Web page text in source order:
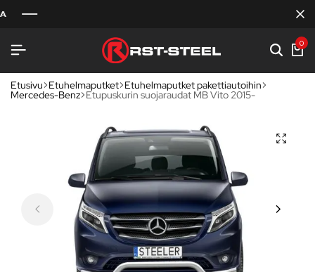
0
Etusivu Etuhelmaputket Etuhelmaputket pakettiautoihin
Mercedes-Benz Etupuskurin suojaraudat MB Vito 2015-